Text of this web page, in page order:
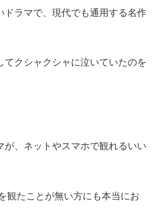
ドラマで、現代でも通用する名作
てクシャクシャに泣いていたのを
が、ネットやスマホで観れるいい
観たことが無い方にも本当にお